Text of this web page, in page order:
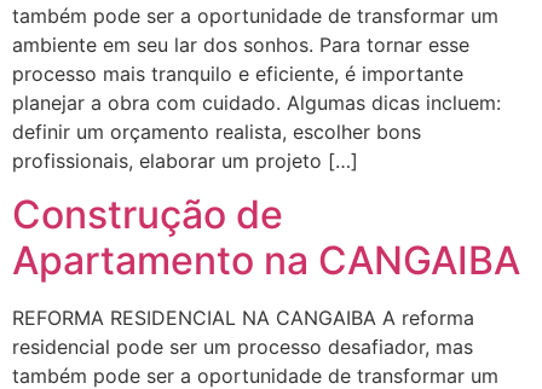
também pode ser a oportunidade de transformar um
ambiente em seu lar dos sonhos. Para tornar esse
processo mais tranquilo e eficiente, é importante
planejar a obra com cuidado. Algumas dicas incluem:
definir um orçamento realista, escolher bons
profissionais, elaborar um projeto […]
Construção de
Apartamento na CANGAIBA
REFORMA RESIDENCIAL NA CANGAIBA A reforma
residencial pode ser um processo desafiador, mas
também pode ser a oportunidade de transformar um